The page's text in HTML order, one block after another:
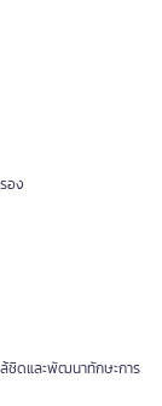
อง
ล้ชิดและพัฒนาทักษะการ